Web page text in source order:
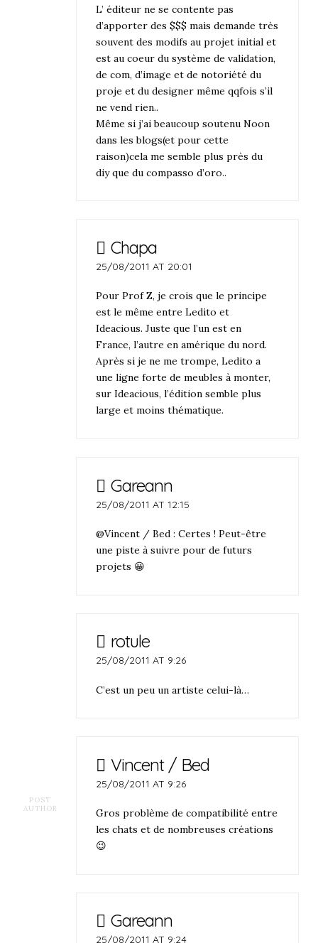
L’ éditeur ne se contente pas
d’apporter des $$$ mais demande très
souvent des modifs au projet initial et
est au coeur du système de validation,
de com, d’image et de notoriété du
proje et du designer même qqfois s’il
ne vend rien..
Même si j’ai beaucoup soutenu Noon
dans les blogs(et pour cette
raison)cela me semble plus près du
diy que du compasso d’oro..
Chapa
25/08/2011 AT 20:01
Pour Prof Z, je crois que le principe
est le même entre Ledito et
Ideacious. Juste que l’un est en
France, l’autre en amérique du nord.
Après si je ne me trompe, Ledito a
une ligne forte de meubles à monter,
sur Ideacious, l’édition semble plus
large et moins thématique.
Gareann
25/08/2011 AT 12:15
@Vincent / Bed : Certes ! Peut-être
une piste à suivre pour de futurs
projets 😀
rotule
25/08/2011 AT 9:26
C’est un peu un artiste celui-là…
POST
AUTHOR
Vincent / Bed
25/08/2011 AT 9:26
Gros problème de compatibilité entre
les chats et de nombreuses créations
😉
Gareann
25/08/2011 AT 9:24